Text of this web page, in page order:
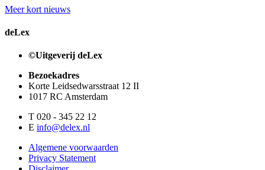
Meer kort nieuws
deLex
©Uitgeverij deLex
Bezoekadres
Korte Leidsedwarsstraat 12 II
1017 RC Amsterdam
T 020 - 345 22 12
E info@delex.nl
Algemene voorwaarden
Privacy Statement